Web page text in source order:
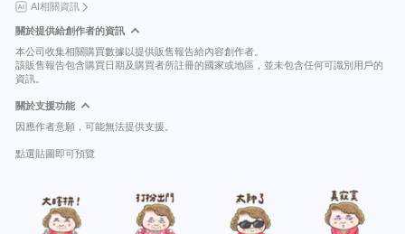
AI相關資訊
關於提供給創作者的資訊
本公司收集相關購買數據以提供販售報告給內容創作者。
該販售報告包含購買日期及購買者所註冊的國家或地區，並未包含任何可識別用戶的
資訊。
關於支援功能
因應作者意願，可能無法提供支援。
點選貼圖即可預覽